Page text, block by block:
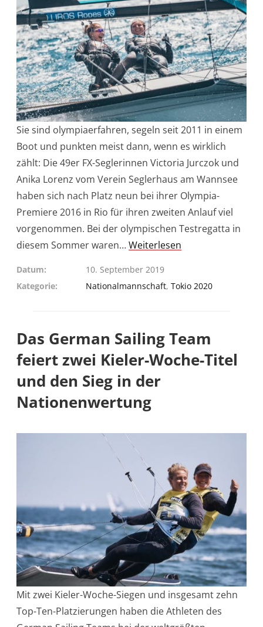
Sie sind olympiaerfahren, segeln seit 2011 in einem
Boot und punkten meist dann, wenn es wirklich
zählt: Die 49er FX-Seglerinnen Victoria Jurczok und
Anika Lorenz vom Verein Seglerhaus am Wannsee
haben sich nach Platz neun bei ihrer Olympia-
Premiere 2016 in Rio für ihren zweiten Anlauf viel
vorgenommen. Bei der olympischen Testregatta in
diesem Sommer waren…Weiterlesen
Datum
10. September 2019
Kategorie
Nationalmannschaft, Tokio 2020
Das German Sailing Team
feiert zwei Kieler-Woche-Titel
und den Sieg in der
Nationenwertung
Mit zwei Kieler-Woche-Siegen und insgesamt zehn
Top-Ten-Platzierungen haben die Athleten des